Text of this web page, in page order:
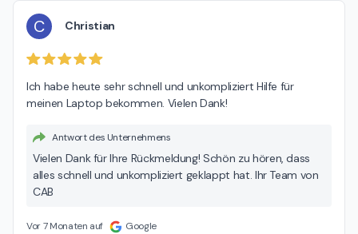
Team enorm. Sollten Sie in Zukunft wieder Unterstützung
benötigen, sind wir jederzeit gerne für Sie da. Viel Spaß
C Christian
Ich habe heute sehr schnell und unkompliziert Hilfe für
meinen Laptop bekommen. Vielen Dank!
Antwort des Unternehmens
Vielen Dank für Ihre Rückmeldung! Schön zu hören, dass
alles schnell und unkompliziert geklappt hat. Ihr Team von
CAB
Vor 7 Monaten auf Google